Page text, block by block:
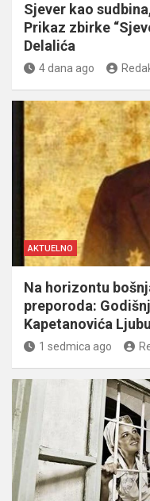
Sjever kao
Prikaz zbirke
Delalića
4 dana ago
AKTUELNO
Na horizontu
preporoda:
Kapetanovića
1 sedmica ago